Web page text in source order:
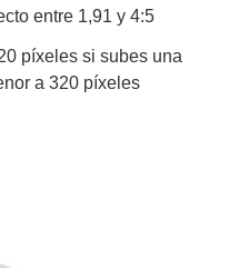
entre 1,91 y 4:5
píxeles si subes una
a 320 píxeles